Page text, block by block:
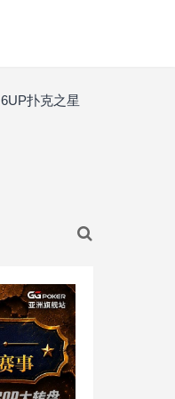
6UP扑克之星